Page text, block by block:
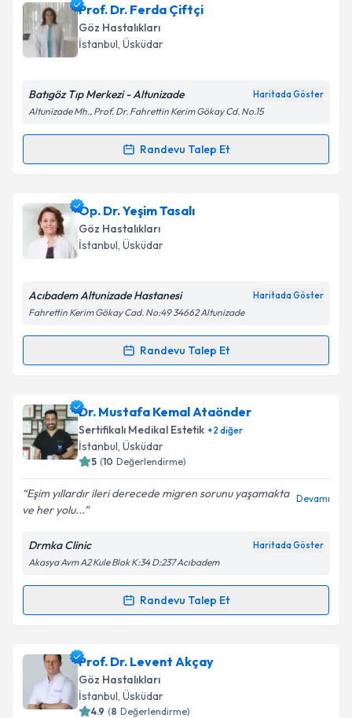
Op. Dr. Hüseyin Altun için randevu takvimi talebi
oluşturun. Size bu uzmandan randevu almanız için bir
takvim hazırlandığında e-posta ile bilgilendireceğiz.
Kişisel verilerimin işlenmesine ilişkin
Metni'ni okudum ve kişisel verilerimin belirtilen
Takvim Talebini Gönder
Prof. Dr. Ferda Çiftçi
Göz Hastalıkları
İstanbul, Üsküdar
Batıgöz Tıp Merkezi - Altunizade Haritada Göster
Altunizade Mh., Prof. Dr. Fahrettin Kerim Gökay Cd. No.15
Randevu Talep Et
Randevu Takvimi Talebi
Prof. Dr. Ferda Çiftçiiçin randevu takvimi talebi
oluşturun. Size bu uzmandan randevu almanız için bir
takvim hazırlandığında e-posta ile bilgilendireceğiz.
Kişisel verilerimin işlenmesine ilişkin
Metni'ni okudum ve kişisel verilerimin belirtilen
Takvim Talebini Gönder
Op. Dr. Yeşim Tasalı
Göz Hastalıkları
İstanbul, Üsküdar
Acıbadem Altunizade Hastanesi Haritada Göster
Fahrettin Kerim Gökay Cad. No:49 34662 Altunizade
Randevu Talep Et
Randevu Takvimi Talebi
Op. Dr. Yeşim Tasalıiçin randevu takvimi talebi
oluşturun. Size bu uzmandan randevu almanız için bir
takvim hazırlandığında e-posta ile bilgilendireceğiz.
Kişisel verilerimin işlenmesine ilişkin
Aydınlatma
Metni'ni okudum ve kişisel verilerimin belirtilen
kapsamda işlenmesini kabul ediyorum.
Dr. Mustafa Kemal Ataönder
Sertifikalı Medikal Estetik +2 diğer
İstanbul, Üsküdar
5 (10 Değerlendirme)
Eşim yıllardır ileri derecede migren sorunu yaşamakta
ve her yolu...
Devamı
Drmka Clinic Haritada Göster
Akasya Avm A2 Kule Blok K:34 D:237 Acıbadem
Randevu Talep Et
Randevu Takvimi Talebi
Dr. Mustafa Kemal Ataönderiçin randevu takvimi
talebi oluşturun. Size bu uzmandan randevu almanız
için bir takvim hazırlandığında e-posta ile
bilgilendireceğiz.
Prof. Dr. Levent Akçay
Göz Hastalıkları
İstanbul, Üsküdar
4.9 (8 Değerlendirme)